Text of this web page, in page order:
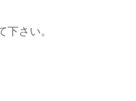
下さい。